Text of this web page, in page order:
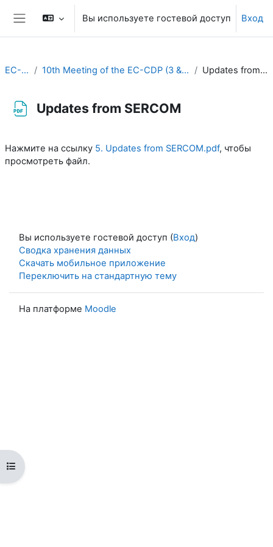
Перейти к основному содержанию
Боковая панель
Вы используете гостевой доступ Вход
Открыть оглавление курса
EC-CDP 10th Meeting of the EC-CDP (3 & 4 February 2025) Updates from SERCOM
Updates from SERCOM
Нажмите на ссылку 5. Updates from SERCOM.pdf, чтобы
просмотреть файл.
Вы используете гостевой доступ (Вход)
Сводка хранения данных
Скачать мобильное приложение
Переключить на стандартную тему
На платформе Moodle